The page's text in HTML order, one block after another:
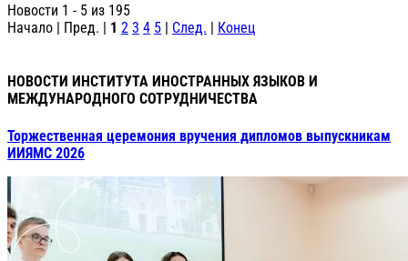
Новости 1 - 5 из 195
Начало | Пред. | 1 2 3 4 5 | След. | Конец
НОВОСТИ ИНСТИТУТА ИНОСТРАННЫХ ЯЗЫКОВ И
МЕЖДУНАРОДНОГО СОТРУДНИЧЕСТВА
Торжественная церемония вручения дипломов выпускникам
ИИЯМС 2026